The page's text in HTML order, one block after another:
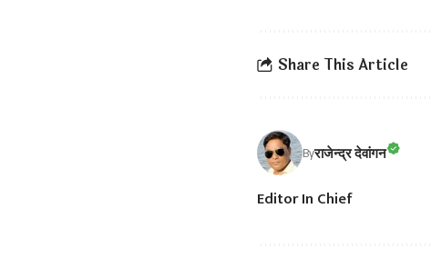
Share This Article
Byराजेन्द्र देवांगन
Editor In Chief